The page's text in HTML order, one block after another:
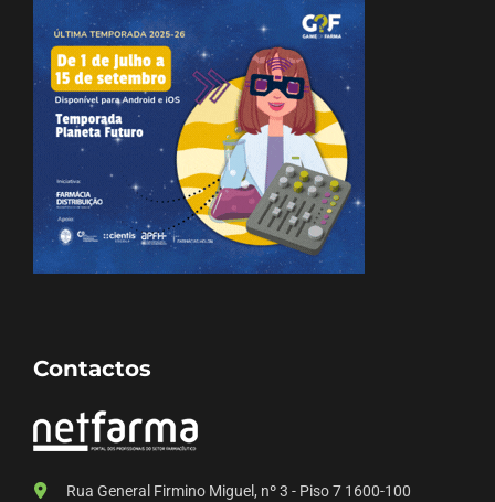
Contactos
Rua General Firmino Miguel, nº 3 - Piso 7 1600-100